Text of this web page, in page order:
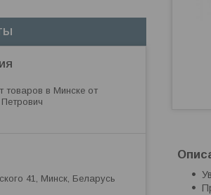
товаров в Минске от
41, Минск, Беларусь